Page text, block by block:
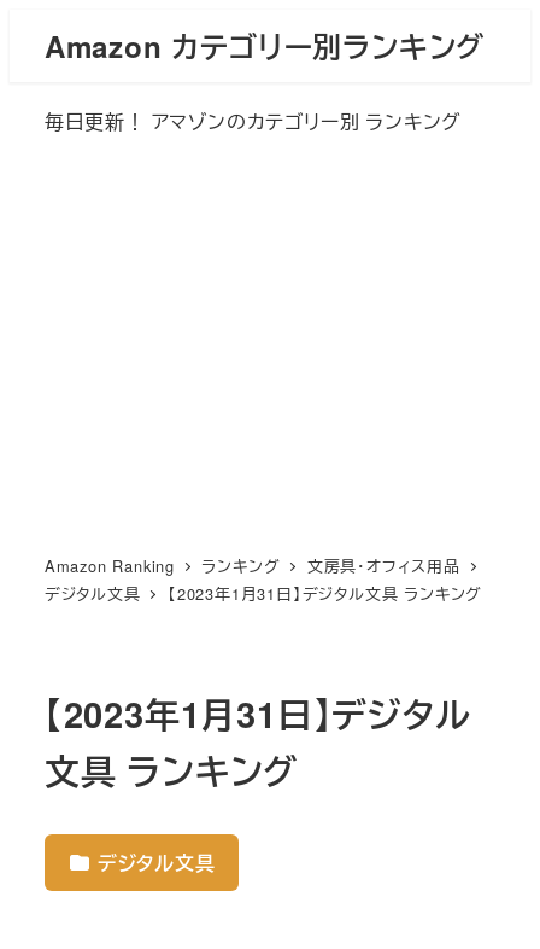
Amazon カテゴリー別ランキング
毎日更新！ アマゾンのカテゴリー別 ランキング
Amazon Ranking ランキング
文房具・オフィス用品
デジタル文具
【2023年1月31日】デジタル文具 ランキング
【2023年1月31日】デジタル
文具 ランキング
デジタル文具